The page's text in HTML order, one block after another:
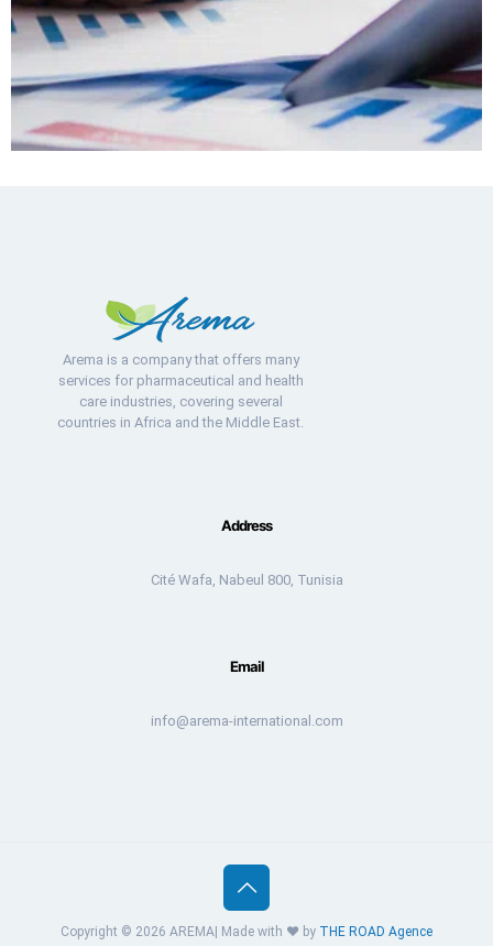
Arema is a company that offers many
services for pharmaceutical and health
care industries, covering several
countries in Africa and the Middle East.
Address
Cité Wafa, Nabeul 800, Tunisia
Email
info@arema-international.com
Copyright © 2026 AREMA| Made with ❤️ by THE ROAD Agence